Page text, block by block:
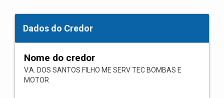
Dados do Credor
Nome do credor
V.A. DOS SANTOS FILHO ME SERV TEC BOMBAS E
MOTOR